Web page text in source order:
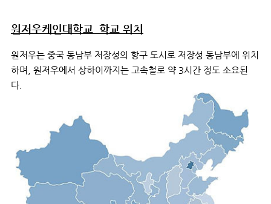
원저우케인대학교 학교 위치
원저우는 중국 동남부 저장성의 항구 도시로 저장성 동남부에 위치
하며, 원저우에서 상하이까지는 고속철로 약 3시간 정도 소요된
다.